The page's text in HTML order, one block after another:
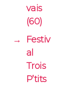
vais
(60)
→
Festiv
al
Trois
P’tits